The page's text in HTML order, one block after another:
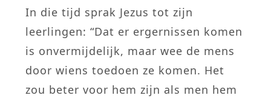
In die tijd sprak Jezus tot zijn
leerlingen: “Dat er ergernissen komen
is onvermijdelijk, maar wee de mens
door wiens toedoen ze komen. Het
zou beter voor hem zijn als men hem